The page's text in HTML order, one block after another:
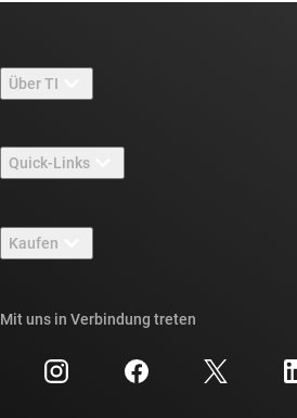
Über TI
Stellenangebote
Newsroom
Veranstaltungen
Investorenbeziehungen
Quick-Links
TI E2E™-Design-Support-Foren
Querverweis-Suche
Kundensupportzentrum
Kaufen
Mit uns in Verbindung treten